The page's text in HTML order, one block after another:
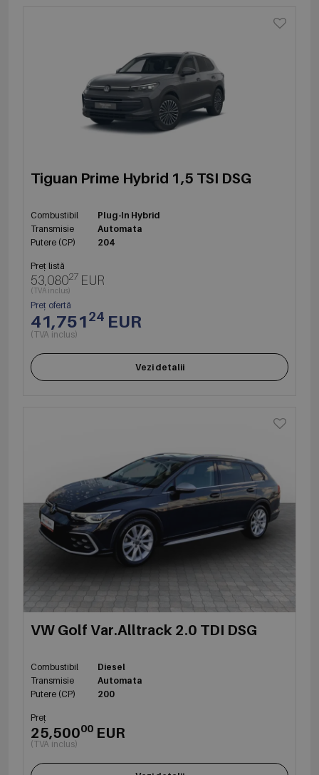
Tiguan Prime Hybrid 1,5 TSI DSG
Combustibil
Plug-In Hybrid
Transmisie
Automata
Putere (CP)
204
Preț listă
53,08027 EUR
(TVA inclus)
Preț ofertă
41,75124 EUR
(TVA inclus)
Vezi detalii
VW Golf Var.Alltrack 2.0 TDI DSG
Combustibil
Diesel
Transmisie
Automata
Putere (CP)
200
Preț
25,50000 EUR
(TVA inclus)